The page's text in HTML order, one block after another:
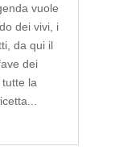
vuole
dei vivi, i
da qui il
dei
la